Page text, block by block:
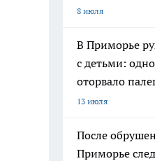
8 июля
В Приморье
с детьми:
оторвало
13 июля
После
Приморье